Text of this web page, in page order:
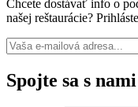
Chcete dostávať info o
našej reštaurácie?
Spojte sa s nami